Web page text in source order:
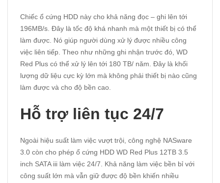
Chiếc ổ cứng HDD này cho khả năng đọc – ghi lên tới
196MB/s. Đây là tốc độ khá nhanh mà một thiết bị có thể
làm được. Nó giúp người dùng xử lý được nhiều công
việc liên tiếp. Theo như những ghi nhận trước đó, WD
Red Plus có thể xử lý lên tới 180 TB/ năm. Đây là khối
lượng dữ liệu cực kỳ lớn mà không phải thiết bị nào cũng
làm được và cho độ bền cao.
Hỗ trợ liên tục 24/7
Ngoài hiệu suất làm việc vượt trội, công nghệ NASware
3.0 còn cho phép ổ cứng HDD WD Red Plus 12TB 3.5
inch SATA iii làm việc 24/7. Khả năng làm việc bền bỉ với
công suất lớn mà vẫn giữ được độ bền khiến nhiều